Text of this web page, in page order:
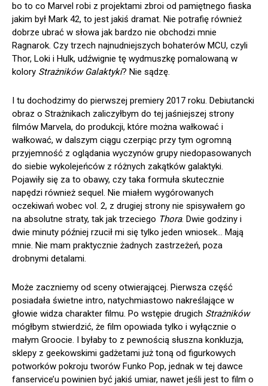
bo to co Marvel robi z projektami zbroi od pamiętnego fiaska
jakim był Mark 42, to jest jakiś dramat. Nie potrafię również
dobrze ubrać w słowa jak bardzo nie obchodzi mnie
Ragnarok. Czy trzech najnudniejszych bohaterów MCU, czyli
Thor, Loki i Hulk, udźwignie tę wydmuszkę pomalowaną w
kolory Strażników Galaktyki? Nie sądzę.
I tu dochodzimy do pierwszej premiery 2017 roku. Debiutancki
obraz o Strażnikach zaliczyłbym do tej jaśniejszej strony
filmów Marvela, do produkcji, które można wałkować i
wałkować, w dalszym ciągu czerpiąc przy tym ogromną
przyjemność z oglądania wyczynów grupy niedopasowanych
do siebie wykolejeńców z różnych zakątków galaktyki.
Pojawiły się za to obawy, czy taka formuła skutecznie
napędzi również sequel. Nie miałem wygórowanych
oczekiwań wobec vol. 2, z drugiej strony nie spisywałem go
na absolutne straty, tak jak trzeciego Thora. Dwie godziny i
dwie minuty później rzucił mi się tylko jeden wniosek… Mają
mnie. Nie mam praktycznie żadnych zastrzeżeń, poza
drobnymi detalami.
Może zaczniemy od sceny otwierającej. Pierwsza część
posiadała świetne intro, natychmiastowo nakreślające w
głowie widza charakter filmu. Po wstępie drugich Strażników
mógłbym stwierdzić, że film opowiada tylko i wyłącznie o
małym Groocie. I byłaby to z pewnością słuszna konkluzja,
sklepy z geekowskimi gadżetami już toną od figurkowych
potworków pokroju tworów Funko Pop, jednak w tej dawce
fanservice’u powinien być jakiś umiar, nawet jeśli jest to film o